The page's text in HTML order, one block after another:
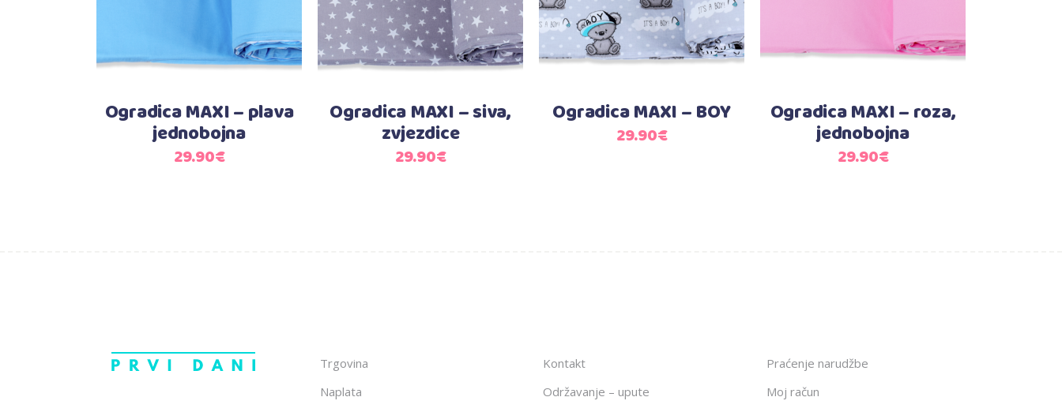
Ogradica MAXI – plava
jednobojna
29.90€
Ogradica MAXI – siva,
zvjezdice
29.90€
Ogradica MAXI – BOY
29.90€
Ogradica MAXI – roza,
jednobojna
29.90€
Trgovina
Naplata
Kontakt
Održavanje – upute
Praćenje narudžbe
Moj račun